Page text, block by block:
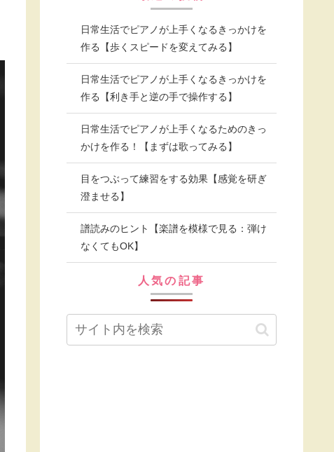
日常生活でピアノが上手くなるきっかけを
作る【歩くスピードを変えてみる】
日常生活でピアノが上手くなるきっかけを
作る【利き手と逆の手で操作する】
日常生活でピアノが上手くなるためのきっ
かけを作る！【まずは歌ってみる】
目をつぶって練習をする効果【感覚を研ぎ
澄ませる】
譜読みのヒント【楽譜を模様で見る：弾け
なくてもOK】
人気の記事